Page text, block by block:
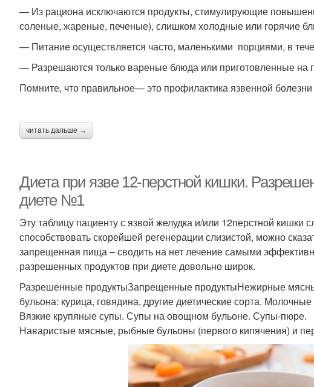
— Из рациона исключаются продукты, стимулирующие
соленые, жареные, печеные), слишком холодные или горячие
— Питание осуществляется часто, маленькими порциями, в
— Разрешаются только вареные блюда или приготовленные на
Помните, что правильное— это профилактика язвенной болезни
читать дальше →
Диета при язве 12-перстной кишки.
диете №1
Эту таблицу пациенту с язвой желудка и/или 12перстной кишки
способствовать скорейшей регенерации слизистой, можно
запрещенная пища – сводить на нет лечение самыми
разрешенных продуктов при диете довольно широк.
Разрешенные продуктыЗапрещенные продуктыНежирные
бульона: курица, говядина, другие диетические сорта.
Вязкие крупяные супы. Супы на овощном бульоне. Супы-пюре.
Наваристые мясные, рыбные бульоны (первого кипячения) и